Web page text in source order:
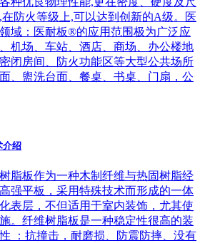
防火等级上,可以达到创新的A级。医
域：医耐板®的应用范围极为广泛应
机场、车站、酒店、商场、办公楼地
闭房间、防火功能区等大型公共场所
、盥洗台面、餐桌、书桌、门扇，公
介绍
脂板作为一种木制纤维与热固树脂经
强平板，采用特殊技术而形成的一体
表层，不但适用于室内装饰，尤其使
。纤维树脂板是一种稳定性很高的装
：抗撞击，耐磨损、防震防摔、没有